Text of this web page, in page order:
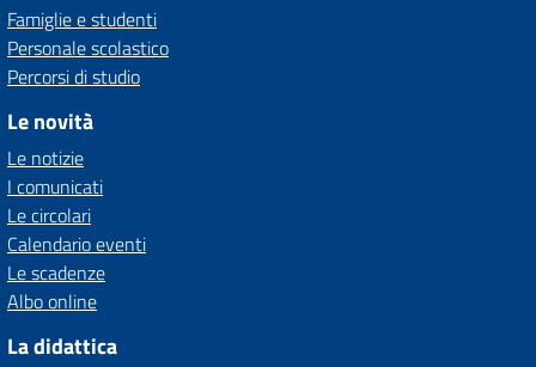
Famiglie e studenti
Personale scolastico
Percorsi di studio
Le novità
Le notizie
I comunicati
Le circolari
Calendario eventi
Le scadenze
Albo online
La didattica